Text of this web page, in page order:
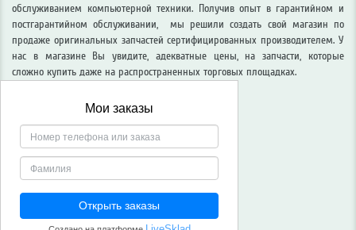
обслуживанием компьютерной техники. Получив опыт в гарантийном и
постгарантийном обслуживании, мы решили создать свой магазин по
продаже оригинальных запчастей сертифицированных производителем. У
нас в магазине Вы увидите, адекватные цены, на запчасти, которые
сложно купить даже на распространенных торговых площадках.